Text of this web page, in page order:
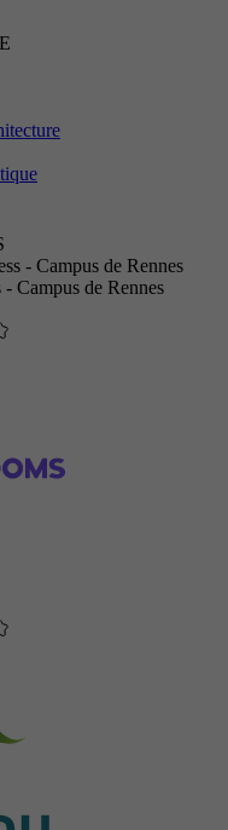
Campus de Rennes